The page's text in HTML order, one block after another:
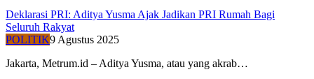
Deklarasi PRI: Aditya Yusma Ajak Jadikan PRI Rumah Bagi
Seluruh Rakyat
POLITIK9 Agustus 2025
Jakarta, Metrum.id – Aditya Yusma, atau yang akrab…